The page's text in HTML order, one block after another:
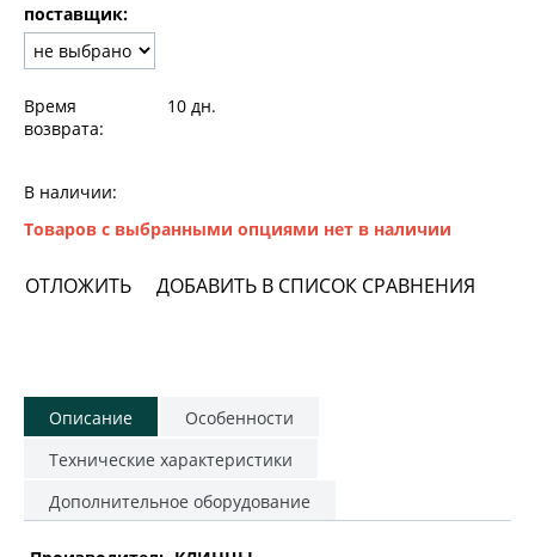
поставщик:
Время
возврата:
10 дн.
В наличии:
Товаров с выбранными опциями нет в наличии
ОТЛОЖИТЬ ДОБАВИТЬ В СПИСОК СРАВНЕНИЯ
Описание
Особенности
Технические характеристики
Дополнительное оборудование